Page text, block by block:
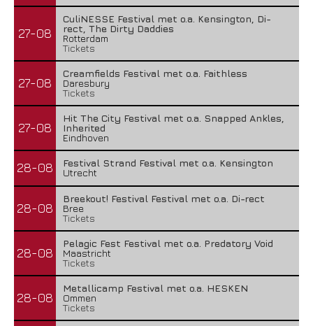
27-08
CuliNESSE Festival met o.a. Kensington, Di-
rect, The Dirty Daddies
Rotterdam
Tickets
27-08
Creamfields Festival met o.a. Faithless
Daresbury
Tickets
27-08
Hit The City Festival met o.a. Snapped Ankles,
Inherited
Eindhoven
28-08
Festival Strand Festival met o.a. Kensington
Utrecht
28-08
Breekout! Festival Festival met o.a. Di-rect
Bree
Tickets
28-08
Pelagic Fest Festival met o.a. Predatory Void
Maastricht
Tickets
28-08
Metallicamp Festival met o.a. HESKEN
Ommen
Tickets